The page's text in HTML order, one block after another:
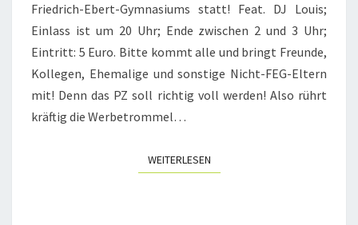
Friedrich-Ebert-Gymnasiums statt! Feat. DJ Louis;
Einlass ist um 20 Uhr; Ende zwischen 2 und 3 Uhr;
Eintritt: 5 Euro. Bitte kommt alle und bringt Freunde,
Kollegen, Ehemalige und sonstige Nicht-FEG-Eltern
mit! Denn das PZ soll richtig voll werden! Also rührt
kräftig die Werbetrommel…
WEITERLESENWEITERLESEN